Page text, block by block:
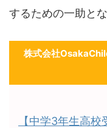
するための一助と
株式会社
【中学3年生高